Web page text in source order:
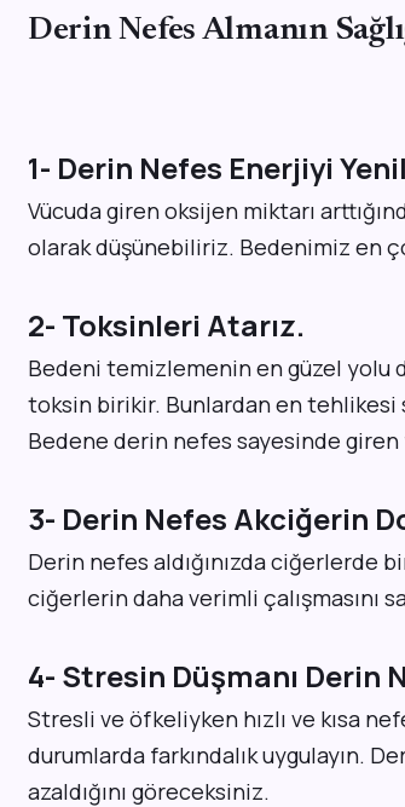
Derin Nefes Almanın
1- Derin Nefes Enerjiyi
Vücuda giren oksijen miktarı
olarak düşünebiliriz. Bedenimiz en
2- Toksinleri Atarız.
Bedeni temizlemenin en güzel yolu
toksin birikir. Bunlardan en tehlikesi
Bedene derin nefes sayesinde
3- Derin Nefes Akciğerin
Derin nefes aldığınızda ciğerlerde
ciğerlerin daha verimli çalışmasını
4- Stresin Düşmanı Derin
Stresli ve öfkeliyken hızlı ve kısa
durumlarda farkındalık uygulayın.
azaldığını göreceksiniz.